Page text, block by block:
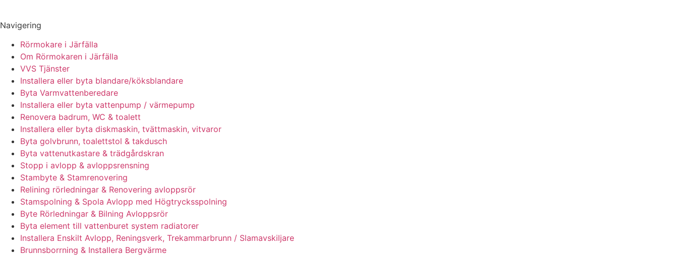
Navigering
Rörmokare i Järfälla
Om Rörmokaren i Järfälla
VVS Tjänster
Installera eller byta blandare/köksblandare
Byta Varmvattenberedare
Installera eller byta vattenpump / värmepump
Renovera badrum, WC & toalett
Installera eller byta diskmaskin, tvättmaskin, vitvaror
Byta golvbrunn, toalettstol & takdusch
Byta vattenutkastare & trädgårdskran
Stopp i avlopp & avloppsrensning
Stambyte & Stamrenovering
Relining rörledningar & Renovering avloppsrör
Stamspolning & Spola Avlopp med Högtrycksspolning
Byte Rörledningar & Bilning Avloppsrör
Byta element till vattenburet system radiatorer
Installera Enskilt Avlopp, Reningsverk, Trekammarbrunn / Slamavskiljare
Brunnsborrning & Installera Bergvärme